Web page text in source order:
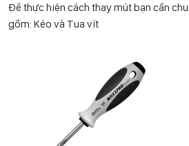
Để thực hiện cách thay mút bạn cần
gồm: Kéo và Tua vít